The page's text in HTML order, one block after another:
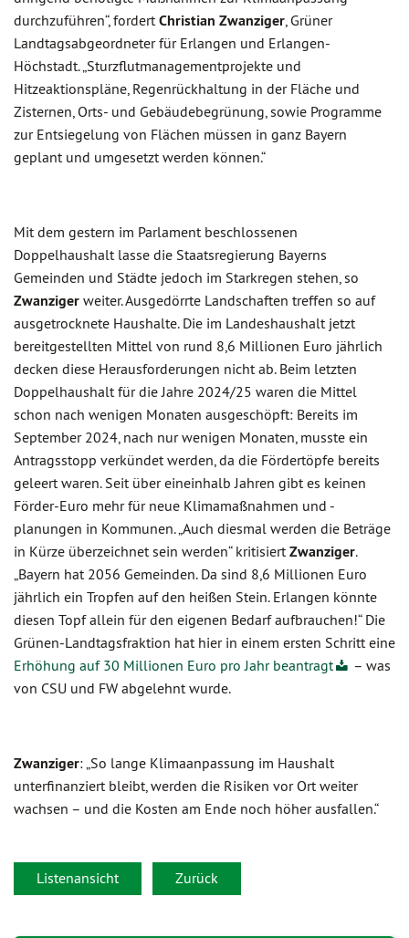
durchzuführen“, fordertChristian Zwanziger, Grüner
Landtagsabgeordneter für Erlangen und Erlangen-
Höchstadt. „Sturzflutmanagementprojekte und
Hitzeaktionspläne, Regenrückhaltung in der Fläche und
Zisternen, Orts- und Gebäudebegrünung, sowie Programme
zur Entsiegelung von Flächen müssen in ganz Bayern
geplant und umgesetzt werden können.“
Mit dem gestern im Parlament beschlossenen
Doppelhaushalt lasse die Staatsregierung Bayerns
Gemeinden und Städte jedoch im Starkregen stehen, so
Zwanziger weiter. Ausgedörrte Landschaften treffen so auf
ausgetrocknete Haushalte. Die im Landeshaushalt jetzt
bereitgestellten Mittel von rund 8,6 Millionen Euro jährlich
decken diese Herausforderungen nicht ab. Beim letzten
Doppelhaushalt für die Jahre 2024/25 waren die Mittel
schon nach wenigen Monaten ausgeschöpft: Bereits im
September 2024, nach nur wenigen Monaten, musste ein
Antragsstopp verkündet werden, da die Fördertöpfe bereits
geleert waren. Seit über eineinhalb Jahren gibt es keinen
Förder-Euro mehr für neue Klimamaßnahmen und -
planungen in Kommunen. „Auch diesmal werden die Beträge
in Kürze überzeichnet sein werden“ kritisiertZwanziger.
„Bayern hat 2056 Gemeinden. Da sind 8,6 Millionen Euro
jährlich ein Tropfen auf den heißen Stein. Erlangen könnte
diesen Topf allein für den eigenen Bedarf aufbrauchen!“ Die
Grünen-Landtagsfraktion hat hier in einem ersten Schritt eine
Erhöhung auf 30 Millionen Euro pro Jahr beantragt
– was
von CSU und FW abgelehnt wurde.
Zwanziger: „So lange Klimaanpassung im Haushalt
unterfinanziert bleibt, werden die Risiken vor Ort weiter
wachsen – und die Kosten am Ende noch höher ausfallen.“
Listenansicht Zurück